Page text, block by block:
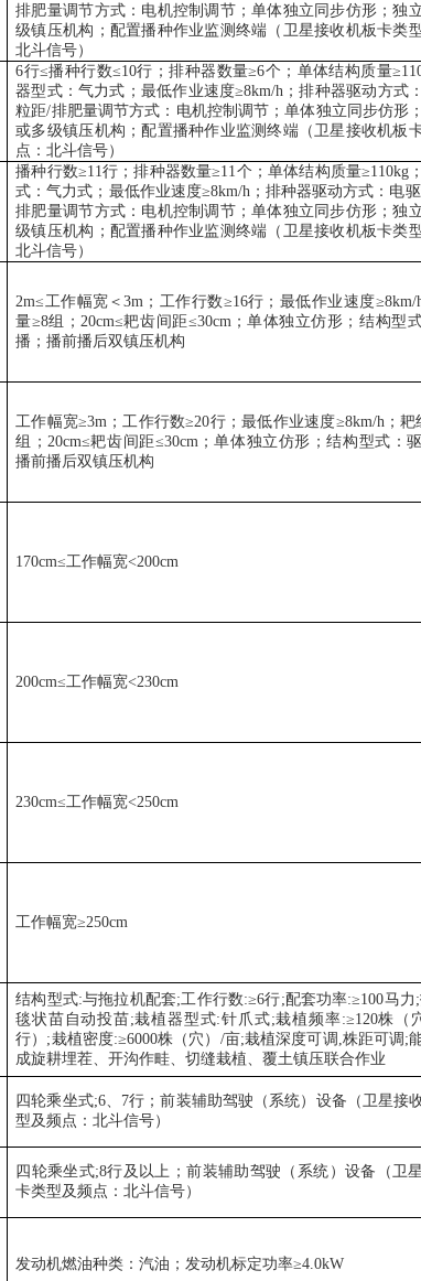
排肥量调节方式：电机控制调节；单体独立同步仿形；独
级镇压机构；配置播种作业监测终端（卫星接收机板卡类
北斗信号）
6行≤播种行数≤10行；排种器数量≥6个；单体结构质量
器型式：气力式；最低作业速度≥8km/h ；排种器驱动方式
粒距/排肥量调节方式：电机控制调节；单体独立同步仿形
或多级镇压机构；配置播种作业监测终端（卫星接收机板
点：北斗信号）
播种行数≥11行；排种器数量≥11个；单体结构质量≥110kg
式：气力式；最低作业速度≥8km/h；排种器驱动方式：电
排肥量调节方式：电机控制调节；单体独立同步仿形；独
级镇压机构；配置播种作业监测终端（卫星接收机板卡类
北斗信号）
2m≤工作幅宽＜3m ；工作行数≥16行；最低作业速度≥8km/
量≥8组； 20cm≤耙齿间距≤30cm；单体独立仿形；结构型
播；播前播后双镇压机构
工作幅宽≥3m ；工作行数≥20行；最低作业速度≥8km/h；耙
组； 20cm≤耙齿间距≤30cm；单体独立仿形；结构型式：
播前播后双镇压机构
170cm≤工作幅宽<200cm
200cm≤工作幅宽<230cm
230cm≤工作幅宽<250cm
工作幅宽≥250cm
结构型式:与拖拉机配套;工作行数:≥6行;配套功率:≥100马力 ;
毯状苗自动投苗;栽植器型式:针爪式;栽植频率:≥120株（
行） ;栽植密度:≥6000株（穴） /亩;栽植深度可调 ,株距可调 ;
成旋耕埋茬、开沟作畦、切缝栽植、覆土镇压联合作业
四轮乘坐式;6、 7行；前装辅助驾驶（系统）设备（卫星接
型及频点：北斗信号）
四轮乘坐式;8行及以上；前装辅助驾驶（系统）设备（卫
卡类型及频点：北斗信号）
发动机燃油种类：汽油；发动机标定功率≥4.0kW